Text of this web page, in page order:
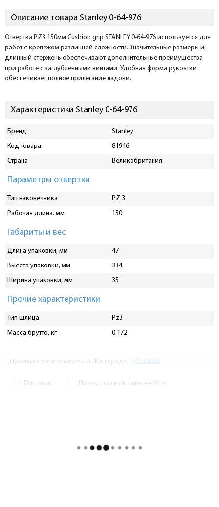
Описание товара Stanley 0-64-976
Отвертка PZ3 150мм Cushion grip STANLEY 0-64-976 используется для
работ с крепежом различной сложности. Значительные размеры и
длинный стержень обеспечивают дополнительные преимущества
при работе с заглубленными винтами. Удобная форма рукоятки
обеспечивает полное прилегание ладони.
Характеристики Stanley 0-64-976
Бренд
Stanley
Код товара
81946
Страна
Великобритания
Параметры отвертки
Тип наконечника
PZ 3
Рабочая длина. мм
150
Габариты и вес
Длина упаковки, мм
47
Высота упаковки, мм
334
Ширина упаковки, мм
35
Прочие характеристики
Тип шлица
Pz3
Масса брутто, кг
0.172
Пункты выдачи заказов СДЭК в городе
Постамат Прием посылок тяжелее 35 кг